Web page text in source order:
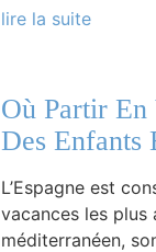
lire la suite
Où Partir En
Des Enfants
L’Espagne est
vacances les
méditerranéen,